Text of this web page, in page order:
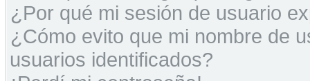
¿Por qué mi sesión de usuario
¿Cómo evito que mi nombre de
usuarios identificados?